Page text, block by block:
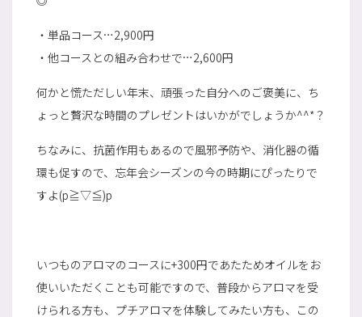
・単品コース…2,900円
・他コースとの組み合わせで…2,600円
何かと慌ただしい年末、頑張った自分へのご褒美に、ち
ょっと贅沢な時間のプレゼントはいかがでしょうか^^*？
ちなみに、抗菌作用もあるので風邪予防や、消化器の循
環も促すので、忘年会シーズンの今の時期にぴったりで
すよ(p≧▽≦)p
いつものアロマのコースに+300円であたためオイルをお
使いいただくことも可能ですので、普段からアロマを受
けられる方も、プチアロマを体験してみたい方も、この